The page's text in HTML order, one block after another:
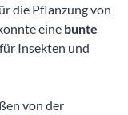
die Pflanzung von
eine bunte
für Insekten und
von der